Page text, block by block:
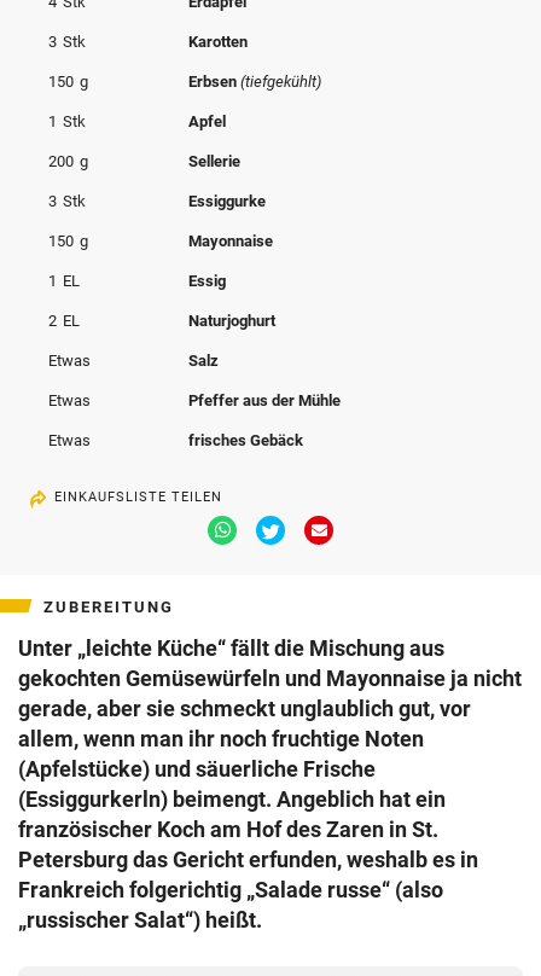
Muthgasse 2, 1190 Wien
3 Stk Karotten
150 g Erbsen(tiefgekühlt)
1 Stk Apfel
200 g Sellerie
3 Stk Essiggurke
150 g Mayonnaise
1 EL Essig
2 EL Naturjoghurt
Etwas Salz
Etwas Pfeffer aus der Mühle
Etwas frisches Gebäck
EINKAUFSLISTE TEILEN
Via
Whatsapp
Via
Twitter
Via
ZUBEREITUNG
Unter „leichte Küche“ fällt die Mischung aus
gekochten Gemüsewürfeln und Mayonnaise ja nicht
gerade, aber sie schmeckt unglaublich gut, vor
allem, wenn man ihr noch fruchtige Noten
(Apfelstücke) und säuerliche Frische
(Essiggurkerln) beimengt. Angeblich hat ein
französischer Koch am Hof des Zaren in St.
Petersburg das Gericht erfunden, weshalb es in
Frankreich folgerichtig „Salade russe“ (also
„russischer Salat“) heißt.